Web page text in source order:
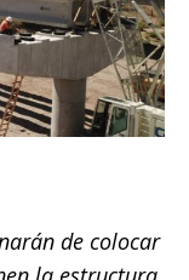
de colocar